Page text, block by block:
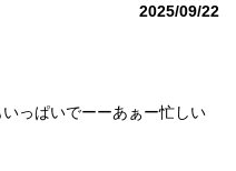
2025/09/22
っぱいでーーあぁー忙しい